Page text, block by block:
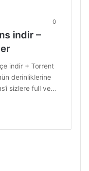
0
indir –
indir + Torrent
derinliklerine
sizlere full ve…